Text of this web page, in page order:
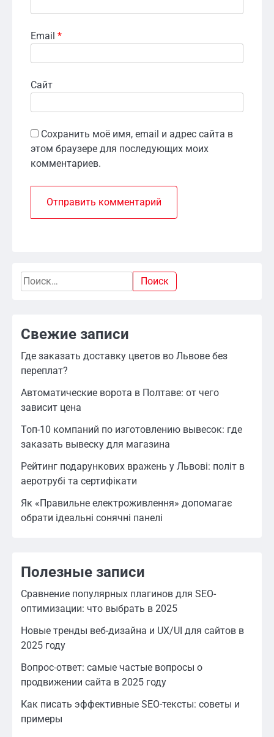
Email *
Сайт
Сохранить моё имя, email и адрес сайта в
этом браузере для последующих моих
комментариев.
Найти:
Свежие записи
Где заказать доставку цветов во Львове без
переплат?
Автоматические ворота в Полтаве: от чего
зависит цена
Топ-10 компаний по изготовлению вывесок: где
заказать вывеску для магазина
Рейтинг подарункових вражень у Львові: політ в
аеротрубі та сертифікати
Як «Правильне електроживлення» допомагає
обрати ідеальні сонячні панелі
Полезные записи
Сравнение популярных плагинов для SEO-
оптимизации: что выбрать в 2025
Новые тренды веб-дизайна и UX/UI для сайтов в
2025 году
Вопрос-ответ: самые частые вопросы о
продвижении сайта в 2025 году
Как писать эффективные SEO-тексты: советы и
примеры